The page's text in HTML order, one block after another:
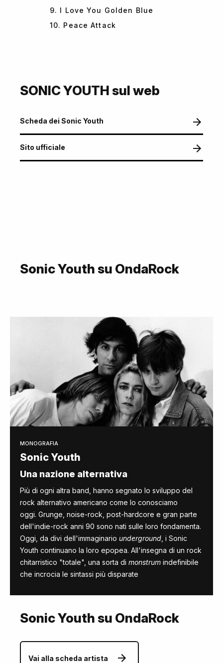
9. I Love You Golden Blue
10. Peace Attack
SONIC YOUTH sul web
Scheda dei Sonic Youth
Sito ufficiale
Sonic Youth su OndaRock
MONOGRAFIA
Sonic Youth
Una nazione alternativa
Più di ogni altra band, hanno segnato lo sviluppo del
rock alternativo americano come lo conosciamo
oggi. Grunge, noise-rock, post-hardcore e gran parte
dell'indie-rock anni 90 sono nati sulle loro fondamenta.
Oggi, da divi dell'immaginario underground , i Sonic
Youth continuano la loro epopea. All'insegna di un rock
chitarristico "totale", una sorta di monstrum indefinibile
che incrocia le sintassi più disparate
Sonic Youth su OndaRock
Vai alla scheda artista